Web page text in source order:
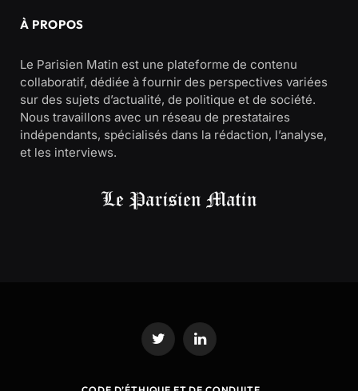
À PROPOS
Le Parisien Matin est une plateforme de contenu
collaboratif, dédiée à fournir des perspectives variées
sur des sujets d’actualité, de politique et de société.
Nous travaillons avec un réseau de prestataires
indépendants, spécialisés dans la rédaction, l’analyse,
et les interviews.
Twitter LinkedIn